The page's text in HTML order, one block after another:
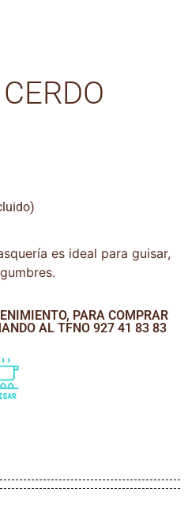
es ideal para guisar,
PARA COMPRAR
AL TFNO 927 41 83 83